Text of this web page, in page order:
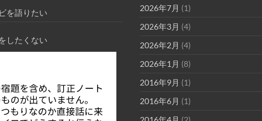
を語りたい
したくない
2026年7月 (1)
2026年3月 (4)
2026年2月 (4)
2026年1月 (8)
2016年9月 (1)
2016年6月 (1)